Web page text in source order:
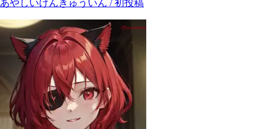
あやしいけんきゅういん / 初投稿